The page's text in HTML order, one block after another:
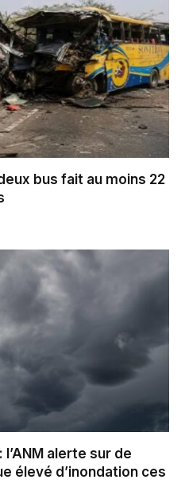
bus fait au moins 22
alerte sur de
élevé d’inondation ces